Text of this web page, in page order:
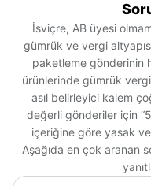
İsviçre, AB üyesi
gümrük ve vergi
paketleme gönderinin
ürünlerinde gümrük
asıl belirleyici kalem
değerli gönderiler için
içeriğine göre yasak ve
Aşağıda en çok aranan